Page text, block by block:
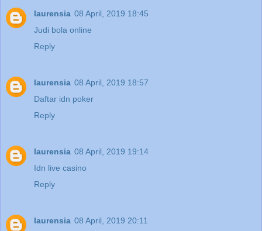
laurensia 08 April, 2019 18:45
Judi bola online
Reply
laurensia 08 April, 2019 18:57
Daftar idn poker
Reply
laurensia 08 April, 2019 19:14
Idn live casino
Reply
laurensia 08 April, 2019 20:11